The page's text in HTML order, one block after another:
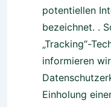
potentiellen
bezeichnet. .
„Tracking“-
informieren
Einholung